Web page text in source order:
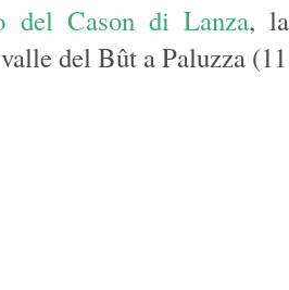
del Cason di Lanza,
del Bût a Paluzza